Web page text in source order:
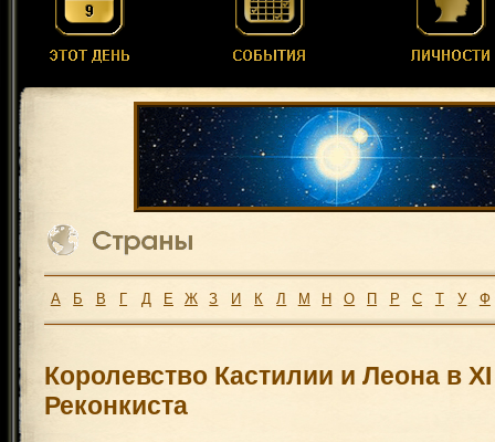
А Б В Г Д Е Ж З И К Л М Н О П Р С Т У Ф
Королевство Кастилии и Леона в XI
Реконкиста